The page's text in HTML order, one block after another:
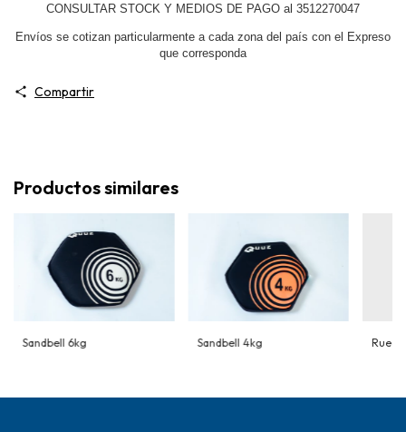
CONSULTAR STOCK Y MEDIOS DE PAGO al 3512270047
Envíos se cotizan particularmente a cada zona del país con el Expreso
que corresponda
Compartir
Productos similares
Sandbell 6kg Sandbell 4kg